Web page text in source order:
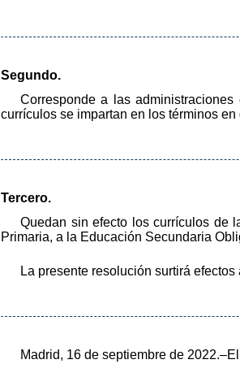
Segundo.
Corresponde a las
currículos se impartan en los términos
Tercero.
Quedan sin efecto los currículos de
Primaria, a la Educación Secundaria
La presente resolución surtirá
Madrid, 16 de septiembre de